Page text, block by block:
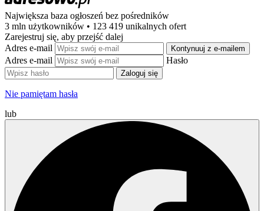
Największa baza ogłoszeń bez pośredników
3 mln użytkowników • 123 419 unikalnych ofert
Zarejestruj się, aby przejść dalej
Adres e-mail
Kontynuuj z e-mailem
Adres e-mail Hasło
Zaloguj się
Nie pamiętam hasła
lub